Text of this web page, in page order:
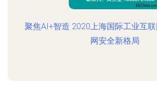
聚焦AI+智造 2020上海国际工业互
网安全新格局